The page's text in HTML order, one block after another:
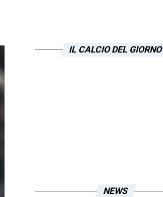
IL CALCIO DEL GIORNO
NEWS